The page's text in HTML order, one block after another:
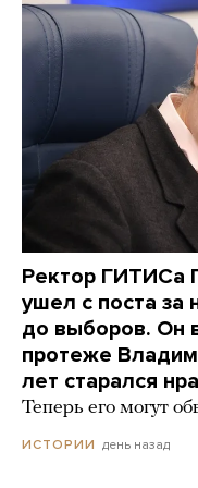
Ректор ГИТИСа
ушел с поста за
до выборов. Он
протеже
лет старался
Теперь его могут
ИСТОРИИ день назад